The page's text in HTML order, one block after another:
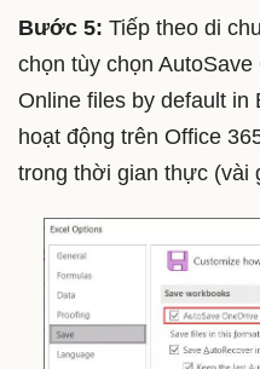
Bước 5: Tiếp theo di
chọn tùy chọn
Online files by default in
hoạt động trên Office
trong thời gian thực (vài